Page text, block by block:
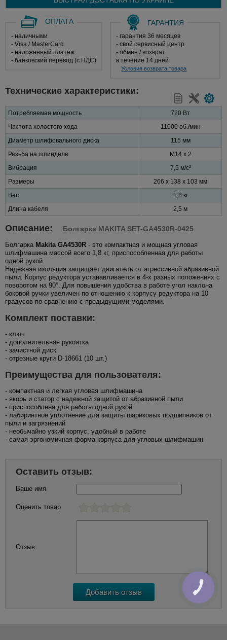
ОПЛАТА
- наличными
- Visa / MasterCard
- наложенный платеж
- банковский перевод (с НДС)
ГАРАНТИЯ
- гарантия 36 месяцев
- свой сервисный центр
- обмен / возврат
в течение 14 дней
Условия возврата товара
Технические характеристики:
Потребляемая мощность
720 Вт
Частота холостого хода
11000 об./мин
Диаметр шлифовального диска
115 мм
Резьба на шпинделе
M14 х 2
Вибрация
7,5 м/с²
Размеры
266 x 138 x 103 мм
Вес
1,8 кг
Длина кабеля
2,5 м
Описание: Болгарка MAKITA SET-GA4530R-0425
Болгарка Makita GA4530R - это компактная и мощная угловая
шлифмашина массой всего 1,8 кг, приспособленная для работы
одной рукой.
Надёжная изоляция защищает двигатель от агрессивной абразивной
пыли. Корпус редуктора устанавливается в 4-х разных положениях с
поворотом на 90°. Для повышения удобства в работе угол наклона
боковой ручки увеличен по отношению к корпусу редуктора на 10
градусов по сравнению с предыдущими моделями.
Комплект поставки:
- ключ
- дополнительная рукоятка
- зачистной диск
- отрезные круги D-18661 (10 шт.)
Преимущества для пользователя:
- компактная и легкая угловая шлифмашина
- якорь и статор с надежной защитой от абразивной пыли
- приспособлена для работы одной рукой
- лабиринтное уплотнение для защиты шариковых подшипников от
пыли и загрязнений
- необычайно узкий корпус, удобный в работе
- самая эргономичная форма корпуса для угловых шлифмашин
Оставить отзыв:
Ваше имя
Оценить товар
Отзыв
КНОПКА
ЗВ'ЯЗКУ